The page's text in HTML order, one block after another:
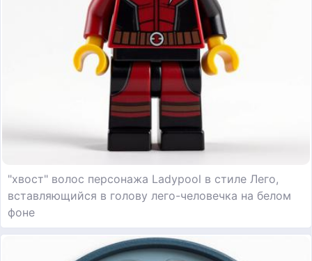
"хвост" волос персонажа Ladypool в стиле Лего,
вставляющийся в голову лего-человечка на белом
фоне